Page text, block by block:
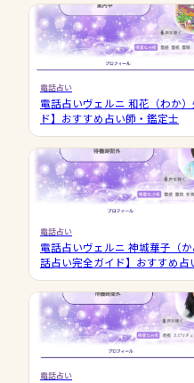
電話占い
電話占いヴェルニ 和花（わか
ド】おすすめ占い師・鑑定士
電話占い
電話占いヴェルニ 神城華子（
話占い完全ガイド】おすすめ占
電話占い